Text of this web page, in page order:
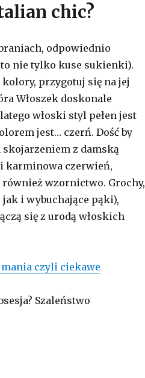
chic?
odpowiednio
nie tylko kuse sukienki).
przygotuj się na jej
Włoszek doskonale
włoski styl pełen jest
jest… czerń. Dość by
skojarzeniem z damską
karminowa czerwień,
również wzornictwo. Grochy,
i wybuchające pąki),
się z urodą włoskich
czyli ciekawe
Szaleństwo